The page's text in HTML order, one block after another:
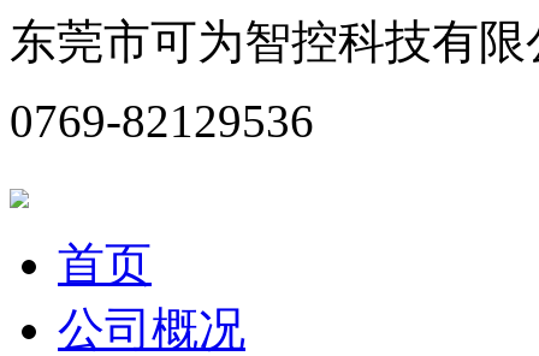
东莞市可为智控科技有限
0769-82129536
首页
公司概况